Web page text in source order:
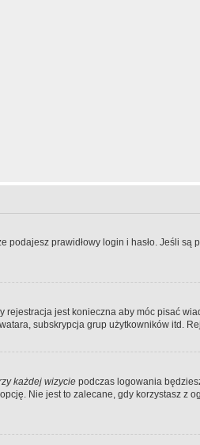
prawidłowy login i hasło. Jeśli
rejestracja jest konieczna aby móc pisać
subskrypcja grup użytkowników itd.
każdej wizycie podczas logowania
Nie jest to zalecane, gdy korzystasz